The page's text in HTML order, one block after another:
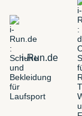
i-Run.de